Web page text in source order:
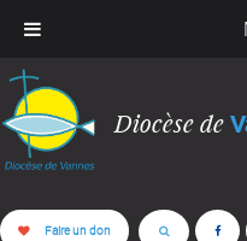
Diocèse de
Faire un don